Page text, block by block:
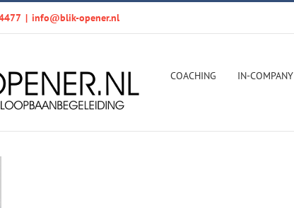
| info@blik-opener.nl
COACHING IN-COMPANY